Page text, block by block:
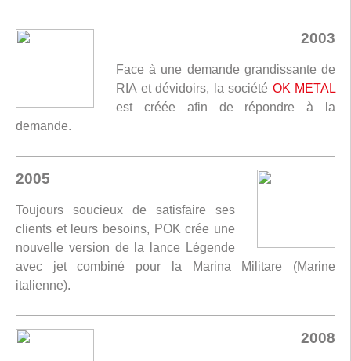
2003
Face à une demande grandissante de
RIA et dévidoirs, la société OK METAL
est créée afin de répondre à la
demande.
2005
Toujours soucieux de satisfaire ses
clients et leurs besoins, POK crée une
nouvelle version de la lance Légende
avec jet combiné pour la Marina Militare (Marine
italienne).
2008